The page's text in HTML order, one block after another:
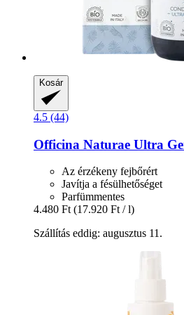
Kosár
4.5 (44)
Officina Naturae Ultra
Az érzékeny fejbőrért
Javítja a fésülhetőséget
Parfümmentes
4.480 Ft (17.920 Ft / l)
Szállítás eddig: augusztus 11.